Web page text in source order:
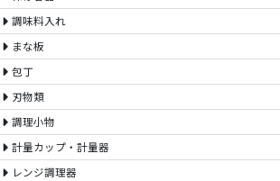
調味料入れ
まな板
包丁
刃物類
調理小物
計量カップ・計量器
レンジ調理器